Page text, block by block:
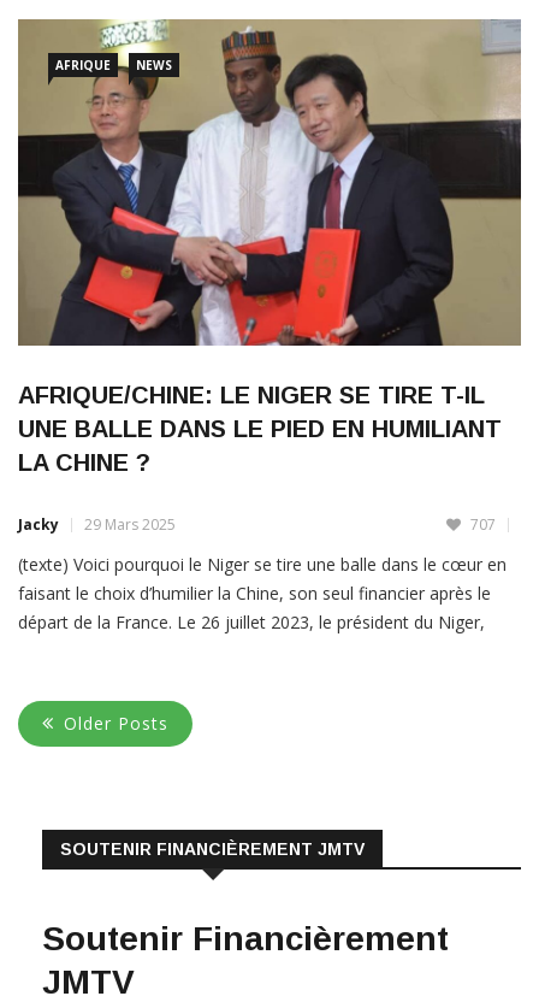
qui peuvent produire 330 œufs par an. Pour l’instant,
LIRE PLUS
AFRIQUE NEWS
AFRIQUE/CHINE: LE NIGER SE TIRE T-IL
UNE BALLE DANS LE PIED EN HUMILIANT
LA CHINE ?
Jacky 29 Mars 2025 707
(texte) Voici pourquoi le Niger se tire une balle dans le cœur en
faisant le choix d’humilier la Chine, son seul financier après le
départ de la France. Le 26 juillet 2023, le président du Niger,
LIRE PLUS
Older Posts
SOUTENIR FINANCIÈREMENT JMTV
Soutenir Financièrement
JMTV